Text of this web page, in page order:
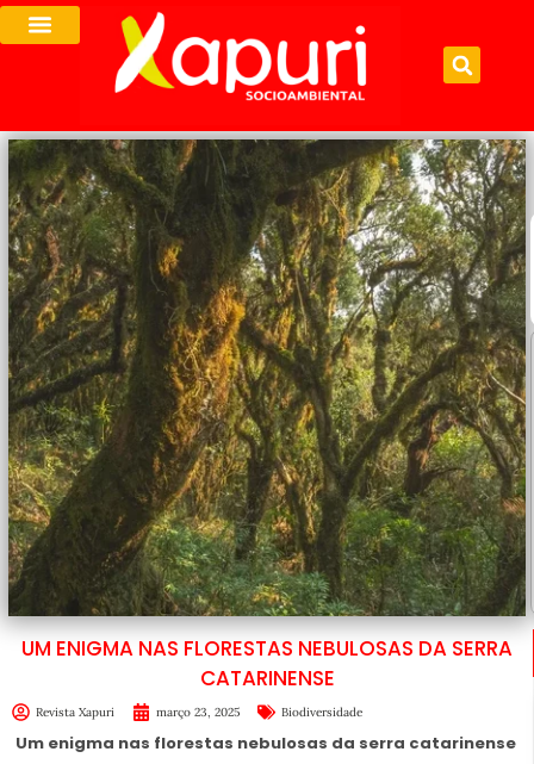
UM ENIGMA NAS FLORESTAS NEBULOSAS DA SERRA
CATARINENSE
Revista Xapuri março 23, 2025 Biodiversidade
Um enigma nas florestas nebulosas da serra catarinense